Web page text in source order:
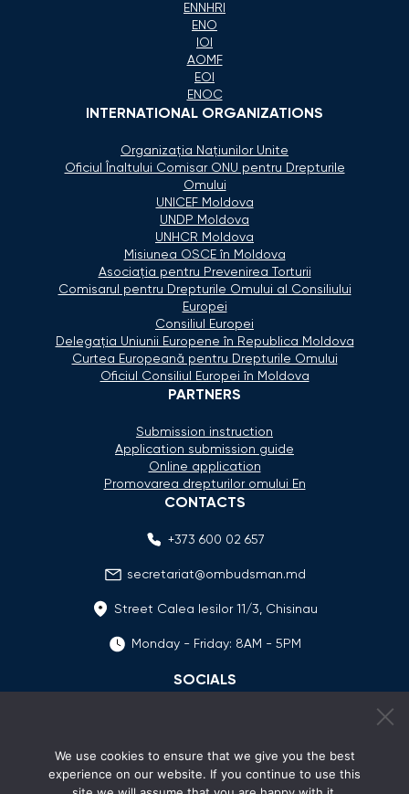
ENNHRI
ENO
IOI
AOMF
EOI
ENOC
INTERNATIONAL ORGANIZATIONS
Organizaţia Naţiunilor Unite
Oficiul Înaltului Comisar ONU pentru Drepturile
Omului
UNICEF Moldova
UNDP Moldova
UNHCR Moldova
Misiunea OSCE în Moldova
Asociaţia pentru Prevenirea Torturii
Comisarul pentru Drepturile Omului al Consiliului
Europei
Consiliul Europei
Delegaţia Uniunii Europene în Republica Moldova
Curtea Europeană pentru Drepturile Omului
Oficiul Consiliul Europei în Moldova
PARTNERS
Submission instruction
Application submission guide
Online application
Promovarea drepturilor omului En
CONTACTS
+373 600 02 657
secretariat@ombudsman.md
Street Calea Iesilor 11/3, Chisinau
Monday - Friday: 8AM - 5PM
SOCIALS
We use cookies to ensure that we give you the best
experience on our website. If you continue to use this